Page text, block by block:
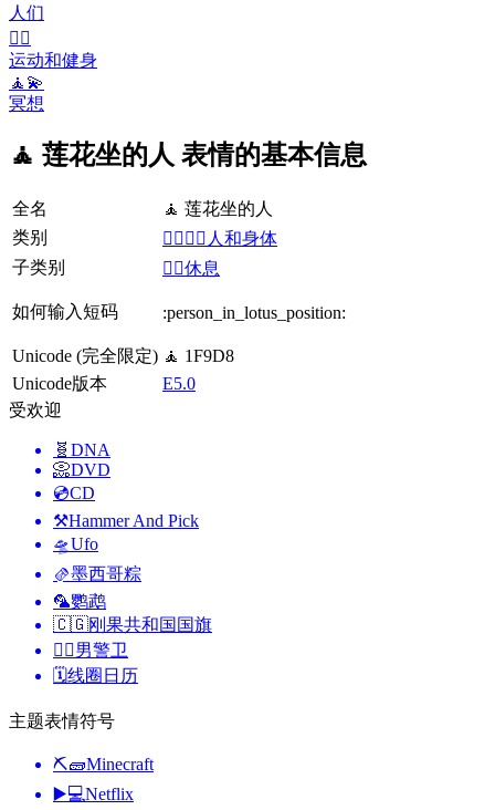
人们
🤾‍♀️
运动和健身
🧘💫
冥想
🧘 莲花坐的人 表情的基本信息
全名
🧘 莲花坐的人
类别
👩‍❤️‍💋‍👨人和身体
子类别
🧘‍♀️休息
如何输入短码 :person_in_lotus_position:
Unicode (完全限定) 🧘 1F9D8
Unicode版本
E5.0
受欢迎
🧬 DNA
📀DVD
💿CD
⚒️Hammer And Pick
🛸Ufo
🫔墨西哥粽
🦜鹦鹉
🇨🇬刚果共和国国旗
💂‍♂️男警卫
🗓️线圈日历
主题表情符号
⛏🧱Minecraft
▶️💻Netflix